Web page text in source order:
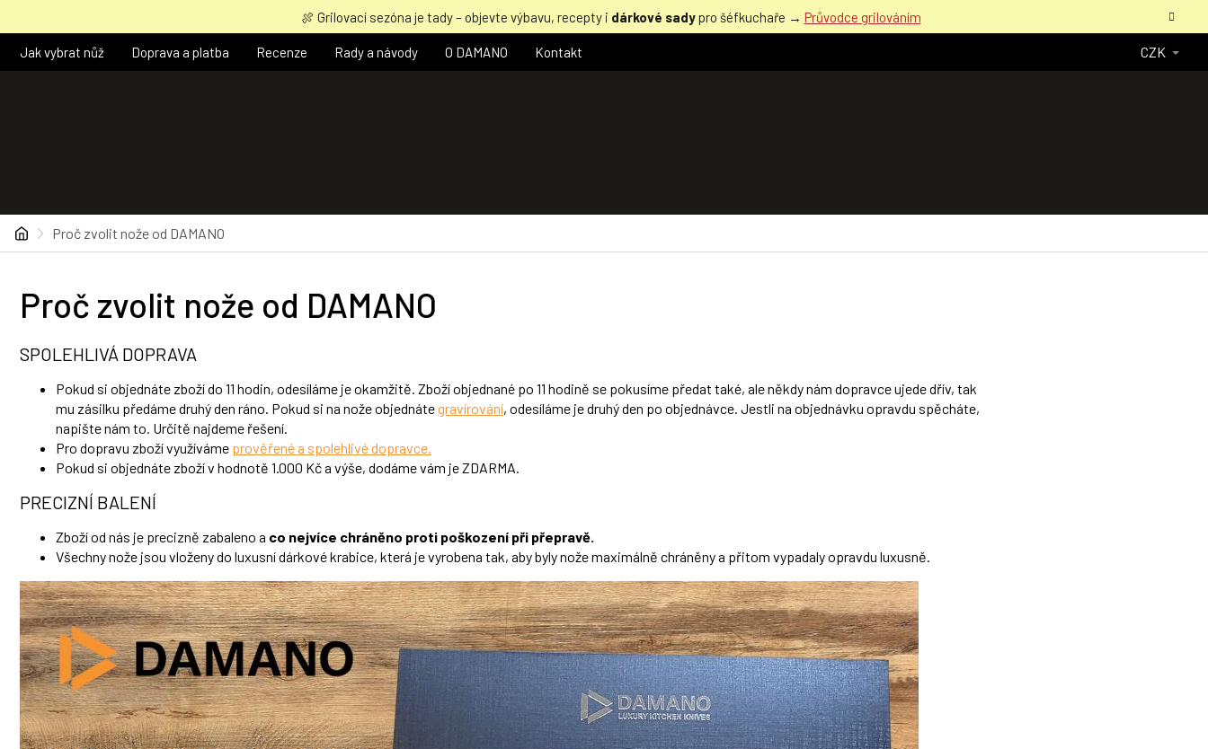
obsah
🍖 Grilovací sezóna je tady – objevte výbavu, recepty i dárkové sadypro šéfkuchaře → Průvodce grilováním
Jak vybrat nůž Doprava a platba Recenze Rady a návody O DAMANO Kontakt CZK
DomůProč zvolit nože od DAMANO
Proč zvolit nože od DAMANO
SPOLEHLIVÁ DOPRAVA
Pokud si objednáte zboží do 11 hodin, odesíláme je okamžitě. Zboží objednané po 11 hodině se pokusíme předat také, ale někdy nám dopravce ujede dřív, tak
mu zásilku předáme druhý den ráno. Pokud si na nože objednátegravírování, odesíláme je druhý den po objednávce. Jestli na objednávku opravdu spěcháte,
napište nám to. Určitě najdeme řešení.
Pro dopravu zboží využíváme prověřené a spolehlivé dopravce.
Pokud si objednáte zboží v hodnotě 1.000 Kč a výše, dodáme vám je ZDARMA.
PRECIZNÍ BALENÍ
Zboží od nás je precizně zabaleno a co nejvíce chráněno proti poškození při přepravě.
Všechny nože jsou vloženy do luxusní dárkové krabice, která je vyrobena tak, aby byly nože maximálně chráněny a přitom vypadaly opravdu luxusně.